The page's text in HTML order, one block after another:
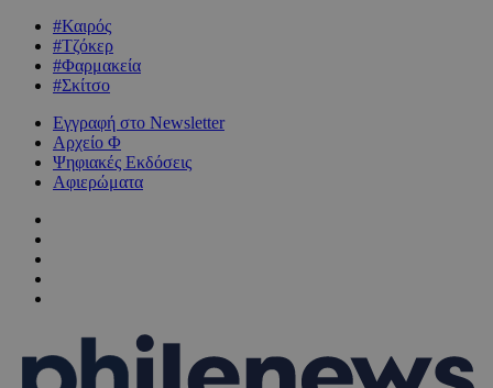
#Καιρός
#Τζόκερ
#Φαρμακεία
#Σκίτσο
Εγγραφή στο Newsletter
Αρχείο Φ
Ψηφιακές Εκδόσεις
Αφιερώματα